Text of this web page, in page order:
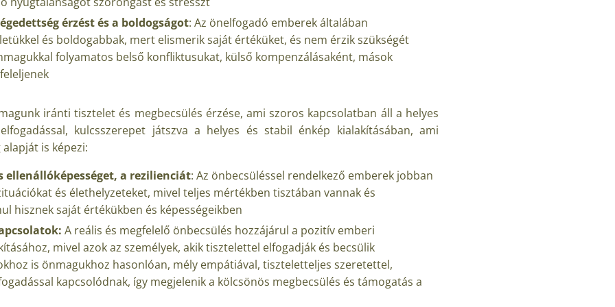
érzést és a boldogságot: Az önelfogadó emberek általában
és boldogabbak, mert elismerik saját értéküket, és nem érzik szükségét
folyamatos belső konfliktusukat, külső kompenzálásaként, mások
iránti tisztelet és megbecsülés érzése, ami szoros kapcsolatban áll a helyes
kulcsszerepet játszva a helyes és stabil énkép kialakításában, ami
is képezi:
ellenállóképességet, a rezilienciát: Az önbecsüléssel rendelkező emberek jobban
és élethelyzeteket, mivel teljes mértékben tisztában vannak és
hisznek saját értékükben és képességeikben
A reális és megfelelő önbecsülés hozzájárul a pozitív emberi
mivel azok az személyek, akik tisztelettel elfogadják és becsülik
is önmagukhoz hasonlóan, mély empátiával, tiszteletteljes szeretettel,
kapcsolódnak, így megjelenik a kölcsönös megbecsülés és támogatás a